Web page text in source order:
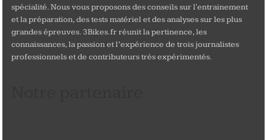
spécialité. Nous vous proposons des conseils sur l'entrainement
et la préparation, des tests matériel et des analyses sur les plus
grandes épreuves. 3Bikes.fr réunit la pertinence, les
connaissances, la passion et l’expérience de trois journalistes
professionnels et de contributeurs très expérimentés.